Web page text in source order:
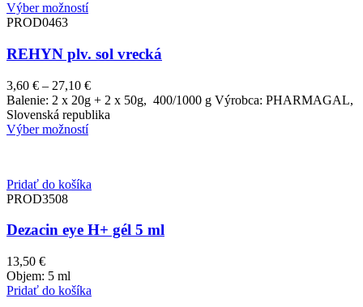
Výber možností
PROD0463
REHYN plv. sol vrecká
3,60 € – 27,10 €Price
range:
3,60 €
Balenie: 2 x 20g + 2 x 50g, 400/1000 g Výrobca: PHARMAGAL,
Slovenská republika
Výber možností
Pridať do košíka
PROD3508
Dezacin eye H+ gél 5 ml
13,50 €
Objem: 5 ml
Pridať do košíka